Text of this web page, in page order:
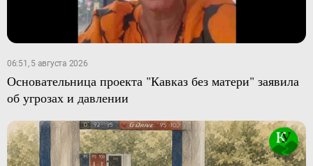
06:51, 5 августа 2026
Основательница проекта "Кавказ без матери" заявила
об угрозах и давлении